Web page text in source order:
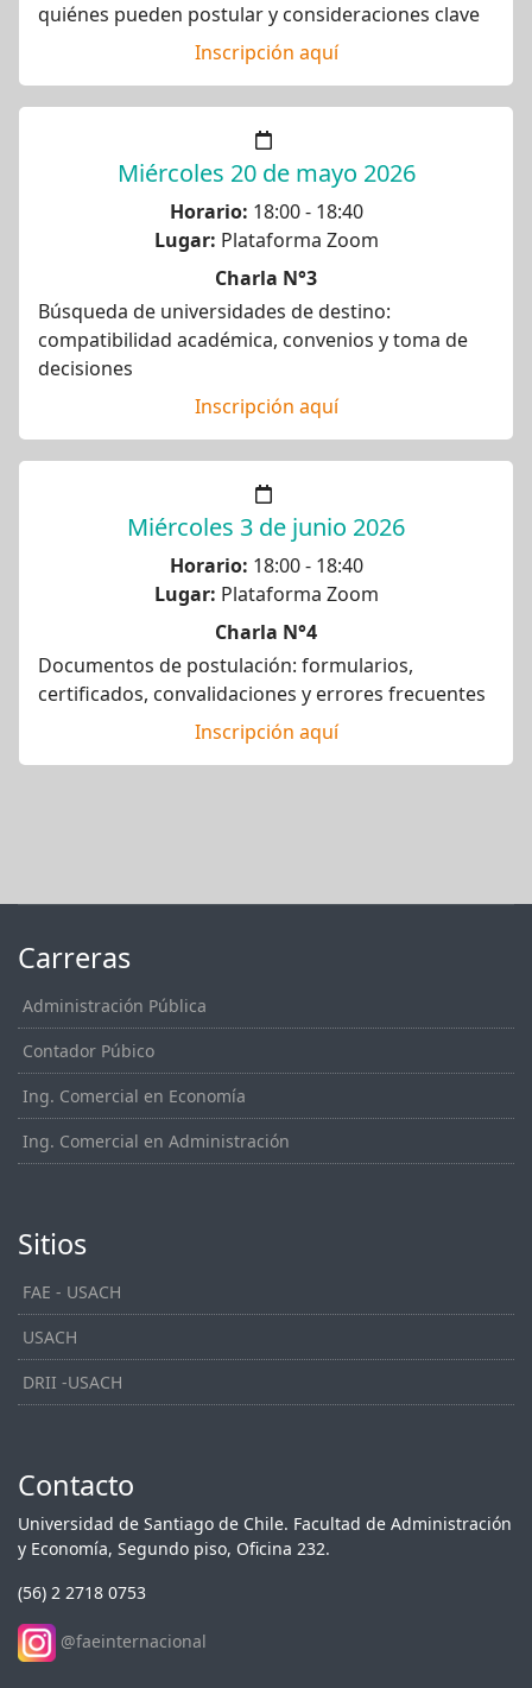
quiénes pueden postular y consideraciones clave
Inscripción aquí
Miércoles 20 de mayo 2026
Horario: 18:00 - 18:40
Lugar: Plataforma Zoom
Charla N°3
Búsqueda de universidades de destino:
compatibilidad académica, convenios y toma de
decisiones
Inscripción aquí
Miércoles 3 de junio 2026
Horario: 18:00 - 18:40
Lugar: Plataforma Zoom
Charla N°4
Documentos de postulación: formularios,
certificados, convalidaciones y errores frecuentes
Inscripción aquí
Carreras
Administración Pública
Contador Púbico
Ing. Comercial en Economía
Ing. Comercial en Administración
Sitios
FAE - USACH
USACH
DRII -USACH
Contacto
Universidad de Santiago de Chile. Facultad de Administración
y Economía, Segundo piso, Oficina 232.
(56) 2 2718 0753
@faeinternacional